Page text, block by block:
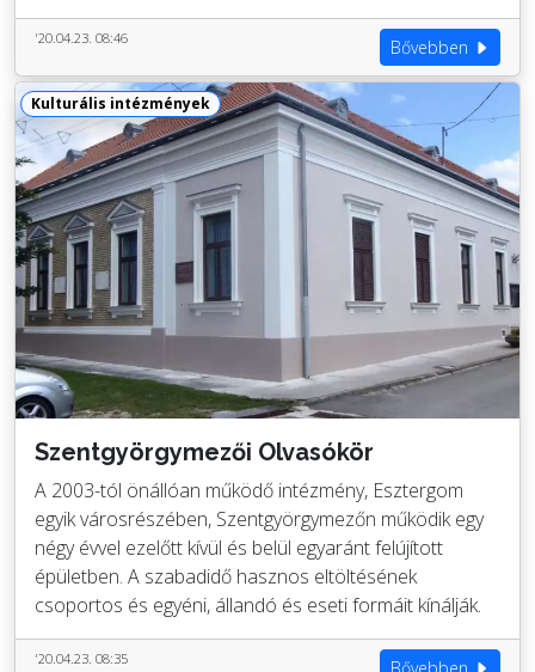
'20.04.23. 08:46 Bővebben
Kulturális intézmények
Szentgyörgymezői Olvasókör
A 2003-tól önállóan működő intézmény, Esztergom
egyik városrészében, Szentgyörgymezőn működik egy
négy évvel ezelőtt kívül és belül egyaránt felújított
épületben. A szabadidő hasznos eltöltésének
csoportos és egyéni, állandó és eseti formáit kínálják.
'20.04.23. 08:35